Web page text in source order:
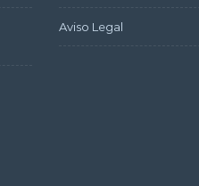
Aviso Legal